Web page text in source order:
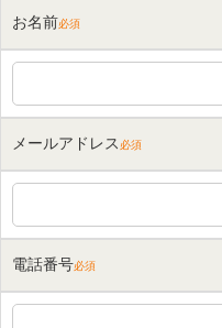
お名前必須
メールアドレス 必須
電話番号必須